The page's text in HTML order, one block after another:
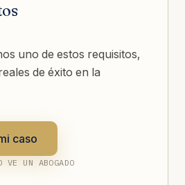
uno de estos requisitos,
de éxito en la
caso
UN ABOGADO